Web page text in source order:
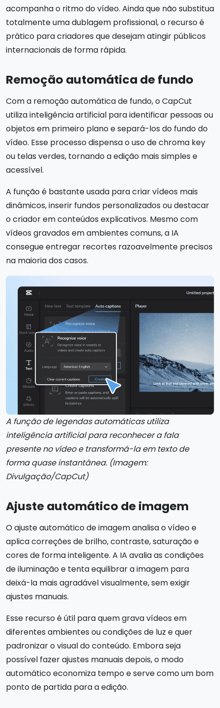
acompanha o ritmo do vídeo. Ainda que não substitua
totalmente uma dublagem profissional, o recurso é
prático para criadores que desejam atingir públicos
internacionais de forma rápida.
Remoção automática de fundo
Com a remoção automática de fundo, o CapCut
utiliza inteligência artificial para identificar pessoas ou
objetos em primeiro plano e separá-los do fundo do
vídeo. Esse processo dispensa o uso de chroma key
ou telas verdes, tornando a edição mais simples e
acessível.
A função é bastante usada para criar vídeos mais
dinâmicos, inserir fundos personalizados ou destacar
o criador em conteúdos explicativos. Mesmo com
vídeos gravados em ambientes comuns, a IA
consegue entregar recortes razoavelmente precisos
na maioria dos casos.
A função de legendas automáticas utiliza
inteligência artificial para reconhecer a fala
presente no vídeo e transformá-la em texto de
forma quase instantânea. (Imagem:
Divulgação/CapCut)
Ajuste automático de imagem
O ajuste automático de imagem analisa o vídeo e
aplica correções de brilho, contraste, saturação e
cores de forma inteligente. A IA avalia as condições
de iluminação e tenta equilibrar a imagem para
deixá-la mais agradável visualmente, sem exigir
ajustes manuais.
Esse recurso é útil para quem grava vídeos em
diferentes ambientes ou condições de luz e quer
padronizar o visual do conteúdo. Embora seja
possível fazer ajustes manuais depois, o modo
automático economiza tempo e serve como um bom
ponto de partida para a edição.